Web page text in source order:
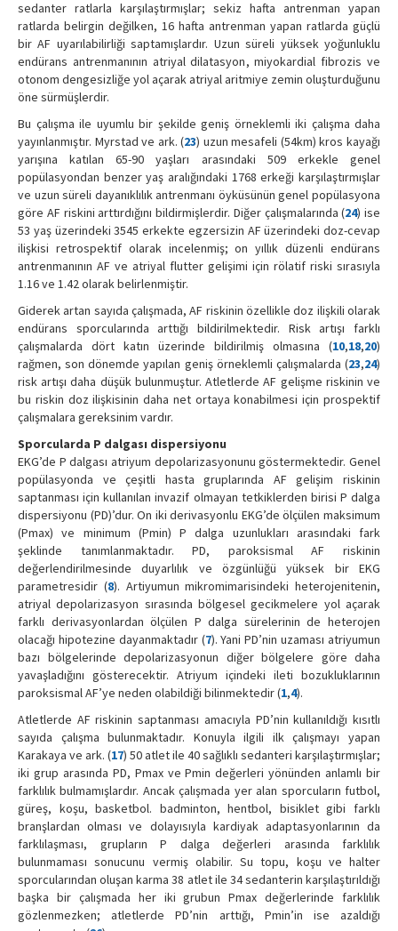
sedanter ratlarla karşılaştırmışlar; sekiz hafta antrenman yapan
ratlarda belirgin değilken, 16 hafta antrenman yapan ratlarda güçlü
bir AF uyarılabilirliği saptamışlardır. Uzun süreli yüksek yoğunluklu
endürans antrenmanının atriyal dilatasyon, miyokardial fibrozis ve
otonom dengesizliğe yol açarak atriyal aritmiye zemin oluşturduğunu
öne sürmüşlerdir.
Bu çalışma ile uyumlu bir şekilde geniş örneklemli iki çalışma daha
yayınlanmıştır. Myrstad ve ark. (23) uzun mesafeli (54km) kros kayağı
yarışına katılan 65-90 yaşları arasındaki 509 erkekle genel
popülasyondan benzer yaş aralığındaki 1768 erkeği karşılaştırmışlar
ve uzun süreli dayanıklılık antrenmanı öyküsünün genel popülasyona
göre AF riskini arttırdığını bildirmişlerdir. Diğer çalışmalarında (24) ise
53 yaş üzerindeki 3545 erkekte egzersizin AF üzerindeki doz-cevap
ilişkisi retrospektif olarak incelenmiş; on yıllık düzenli endürans
antrenmanının AF ve atriyal flutter gelişimi için rölatif riski sırasıyla
1.16 ve 1.42 olarak belirlenmiştir.
Giderek artan sayıda çalışmada, AF riskinin özellikle doz ilişkili olarak
endürans sporcularında arttığı bildirilmektedir. Risk artışı farklı
çalışmalarda dört katın üzerinde bildirilmiş olmasına (10,18,20)
rağmen, son dönemde yapılan geniş örneklemli çalışmalarda (23,24)
risk artışı daha düşük bulunmuştur. Atletlerde AF gelişme riskinin ve
bu riskin doz ilişkisinin daha net ortaya konabilmesi için prospektif
çalışmalara gereksinim vardır.
Sporcularda P dalgası dispersiyonu
EKG’de P dalgası atriyum depolarizasyonunu göstermektedir. Genel
popülasyonda ve çeşitli hasta gruplarında AF gelişim riskinin
saptanması için kullanılan invazif olmayan tetkiklerden birisi P dalga
dispersiyonu (PD)’dur. On iki derivasyonlu EKG’de ölçülen maksimum
(Pmax) ve minimum (Pmin) P dalga uzunlukları arasındaki fark
şeklinde tanımlanmaktadır. PD, paroksismal AF riskinin
değerlendirilmesinde duyarlılık ve özgünlüğü yüksek bir EKG
parametresidir (8). Artiyumun mikromimarisindeki heterojenitenin,
atriyal depolarizasyon sırasında bölgesel gecikmelere yol açarak
farklı derivasyonlardan ölçülen P dalga sürelerinin de heterojen
olacağı hipotezine dayanmaktadır (7). Yani PD’nin uzaması atriyumun
bazı bölgelerinde depolarizasyonun diğer bölgelere göre daha
yavaşladığını gösterecektir. Atriyum içindeki ileti bozukluklarının
paroksismal AF’ye neden olabildiği bilinmektedir (1,4).
Atletlerde AF riskinin saptanması amacıyla PD’nin kullanıldığı kısıtlı
sayıda çalışma bulunmaktadır. Konuyla ilgili ilk çalışmayı yapan
Karakaya ve ark. (17) 50 atlet ile 40 sağlıklı sedanteri karşılaştırmışlar;
iki grup arasında PD, Pmax ve Pmin değerleri yönünden anlamlı bir
farklılık bulmamışlardır. Ancak çalışmada yer alan sporcuların futbol,
güreş, koşu, basketbol. badminton, hentbol, bisiklet gibi farklı
branşlardan olması ve dolayısıyla kardiyak adaptasyonlarının da
farklılaşması, grupların P dalga değerleri arasında farklılık
bulunmaması sonucunu vermiş olabilir. Su topu, koşu ve halter
sporcularından oluşan karma 38 atlet ile 34 sedanterin karşılaştırıldığı
başka bir çalışmada her iki grubun Pmax değerlerinde farklılık
gözlenmezken; atletlerde PD’nin arttığı, Pmin’in ise azaldığı